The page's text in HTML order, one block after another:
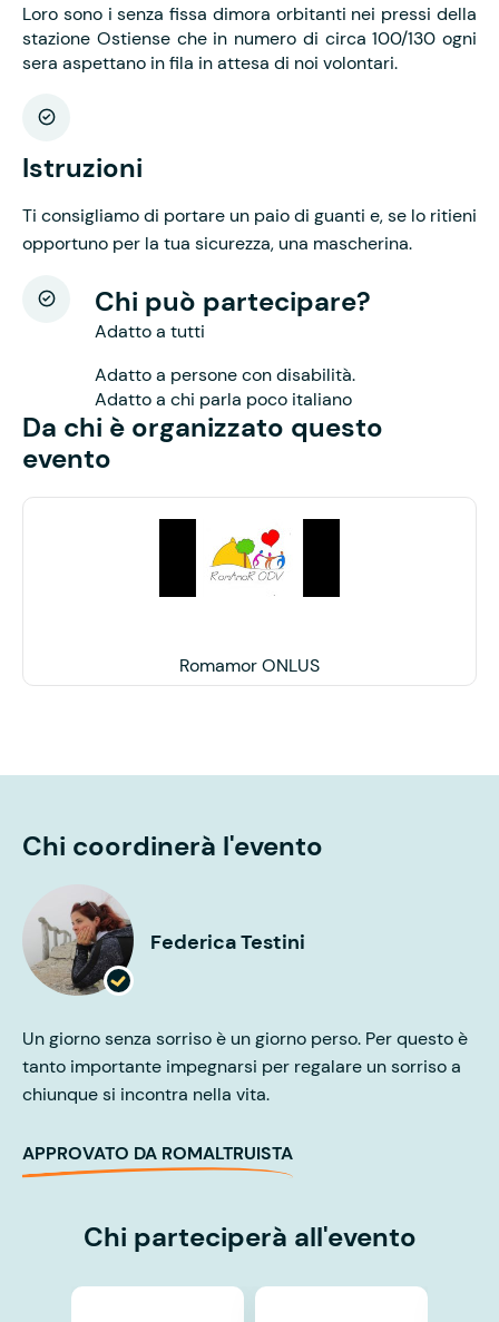
Loro sono i senza fissa dimora orbitanti nei pressi della
stazione Ostiense che in numero di circa 100/130 ogni
sera aspettano in fila in attesa di noi volontari.
Istruzioni
Ti consigliamo di portare un paio di guanti e, se lo ritieni
opportuno per la tua sicurezza, una mascherina.
Chi può partecipare?
Adatto a tutti
Adatto a persone con disabilità.
Adatto a chi parla poco italiano
Da chi è organizzato questo
evento
Romamor ONLUS
Chi coordinerà l'evento
Federica Testini
Un giorno senza sorriso è un giorno perso. Per questo è
tanto importante impegnarsi per regalare un sorriso a
chiunque si incontra nella vita.
APPROVATO DA ROMALTRUISTA
Chi parteciperà all'evento